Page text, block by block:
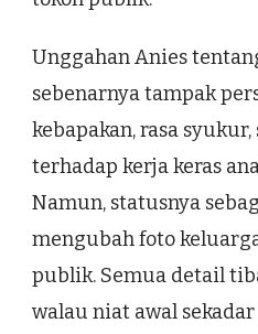
Unggahan Anies
sebenarnya tampak
kebapakan, rasa
terhadap kerja keras
Namun, statusnya
mengubah foto
publik. Semua detail
walau niat awal